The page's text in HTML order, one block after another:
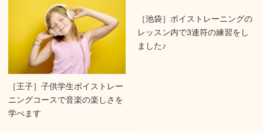
［王子］子供学生ボイストレー
ニングコースで音楽の楽しさを
学べます
［池袋］ボイストレーニングの
レッスン内で3連符の練習をし
ました♪